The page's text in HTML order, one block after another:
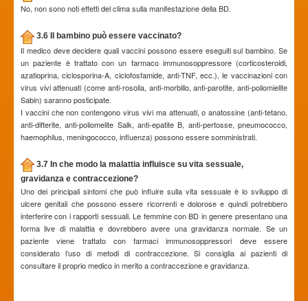
No, non sono noti effetti del clima sulla manifestazione della BD.
3.6 Il bambino può essere vaccinato?
Il medico deve decidere quali vaccini possono essere eseguiti sul bambino. Se
un paziente è trattato con un farmaco immunosoppressore (corticosteroidi,
azatioprina, ciclosporina-A, ciclofosfamide, anti-TNF, ecc.), le vaccinazioni con
virus vivi attenuati (come anti-rosolia, anti-morbillo, anti-parotite, anti-poliomielite
Sabin) saranno posticipate.
I vaccini che non contengono virus vivi ma attenuati, o anatossine (anti-tetano,
anti-difterite, anti-poliomelite Salk, anti-epatite B, anti-pertosse, pneumococco,
haemophilus, meningococco, influenza) possono essere somministrati.
3.7 In che modo la malattia influisce su vita sessuale,
gravidanza e contraccezione?
Uno dei principali sintomi che può influire sulla vita sessuale è lo sviluppo di
ulcere genitali che possono essere ricorrenti e dolorose e quindi potrebbero
interferire con i rapporti sessuali. Le femmine con BD in genere presentano una
forma live di malattia e dovrebbero avere una gravidanza normale. Se un
paziente viene trattato con farmaci immunosoppressori deve essere
considerato l’uso di metodi di contraccezione. Si consiglia ai pazienti di
consultare il proprio medico in merito a contraccezione e gravidanza.